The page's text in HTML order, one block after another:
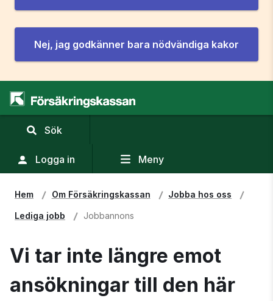
Nej, jag godkänner bara nödvändiga kakor
Sök
sökfält
Logga in Meny
Hem Om Försäkringskassan Jobba hos oss
Lediga jobb Jobbannons
Vi tar inte längre emot
ansökningar till den här